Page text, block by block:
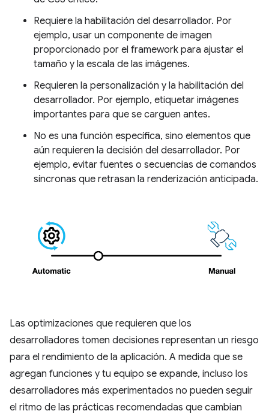
Requiere la habilitación del desarrollador. Por
ejemplo, usar un componente de imagen
proporcionado por el framework para ajustar el
tamaño y la escala de las imágenes.
Requieren la personalización y la habilitación del
desarrollador. Por ejemplo, etiquetar imágenes
importantes para que se carguen antes.
No es una función específica, sino elementos que
aún requieren la decisión del desarrollador. Por
ejemplo, evitar fuentes o secuencias de comandos
síncronas que retrasan la renderización anticipada.
Las optimizaciones que requieren que los
desarrolladores tomen decisiones representan un riesgo
para el rendimiento de la aplicación. A medida que se
agregan funciones y tu equipo se expande, incluso los
desarrolladores más experimentados no pueden seguir
el ritmo de las prácticas recomendadas que cambian